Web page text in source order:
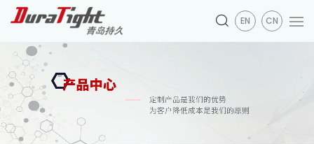
EN CN